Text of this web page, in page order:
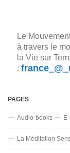
Le
à travers le
la Vie sur
:
PAGES
Audio-books
La Méditation